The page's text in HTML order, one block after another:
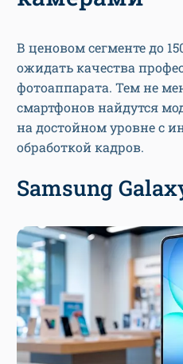
В ценовом сегменте до
ожидать качества
фотоаппарата. Тем не
смартфонов найдутся
на достойном уровне с
обработкой кадров.
Samsung